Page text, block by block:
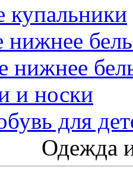
купальники
нижнее
нижнее
и носки
для
Одежда